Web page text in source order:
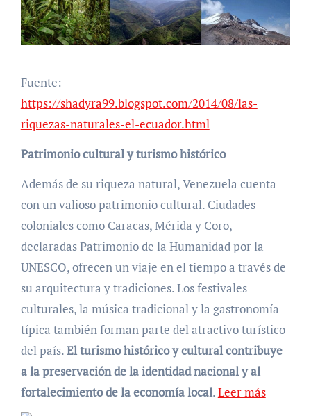
Fuente:
https://shadyra99.blogspot.com/2014/08/las-
riquezas-naturales-el-ecuador.html
Patrimonio cultural y turismo histórico
Además de su riqueza natural, Venezuela cuenta
con un valioso patrimonio cultural. Ciudades
coloniales como Caracas, Mérida y Coro,
declaradas Patrimonio de la Humanidad por la
UNESCO, ofrecen un viaje en el tiempo a través de
su arquitectura y tradiciones. Los festivales
culturales, la música tradicional y la gastronomía
típica también forman parte del atractivo turístico
del país.El turismo histórico y cultural contribuye
a la preservación de la identidad nacional y al
fortalecimiento de la economía local.Leer más